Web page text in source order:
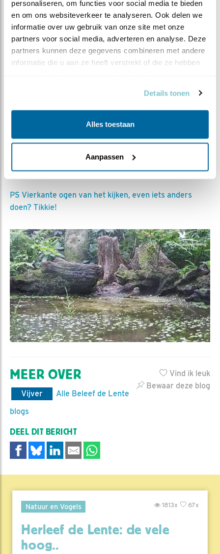
personaliseren, om functies voor social media te bieden
en om ons websiteverkeer te analyseren. Ook delen we
informatie over uw gebruik van onze site met onze
partners voor social media, adverteren en analyse. Deze
partners kunnen deze gegevens combineren met andere
informatie die u aan ze heeft verstrekt of die ze hebben
Details tonen
Alles toestaan
Aanpassen
blauwgrijze borst en kop, okerkleurige pootjes en ranke
snavel.
Daarnaast kent de heggemus een turbulent
liefdesleven – het is heel gebruikelijk dat zowel man als
vrouw meerdere partners heeft en soms helpen
Voor het vrouwtje zingt hij bovendien een bijzonder
liedje, een liefdes-fluisterzang.
Die daarvoor in ruil prachtig blauwe eieren legt.
Genoeg redenen om de heggemussen toe te roepen:
niet zo bescheiden, Prunella modularis; kom uit die
PS Vierkante ogen van het kijken, even iets anders
doen? Tikkie!
Vind ik leuk
Bewaar deze blog
MEER OVER
Vijver
Alle Beleef de Lente
blogs
DEEL DIT BERICHT
Natuur en Vogels 67x
1813x
Herleef de Lente: de vele
hoog..